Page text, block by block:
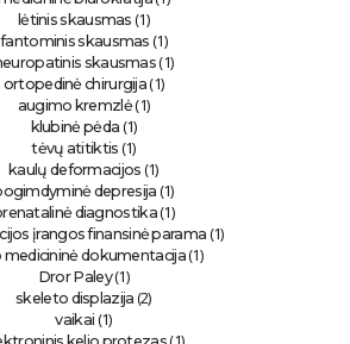
lėtinis skausmas (1)
fantominis skausmas (1)
skausmas(1)
ortopedinė chirurgija (1)
augimo kremzlė(1)
klubinė pėda (1)
tėvų atitiktis (1)
kaulų deformacijos (1)
depresija (1)
diagnostika(1)
įrangos finansinė parama (1)
medicininė dokumentacija(1)
Dror Paley(1)
skeleto displazija (2)
vaikai (1)